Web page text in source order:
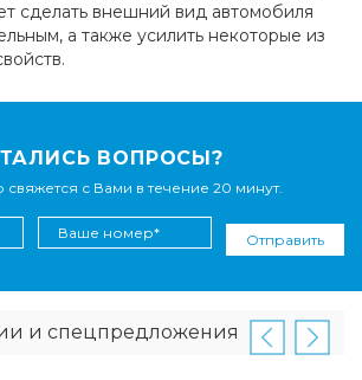
сделать внешний вид автомобиля
а также усилить некоторые из
ВОПРОСЫ?
с Вами в течение 20 минут.
Отправить
и спецпредложения